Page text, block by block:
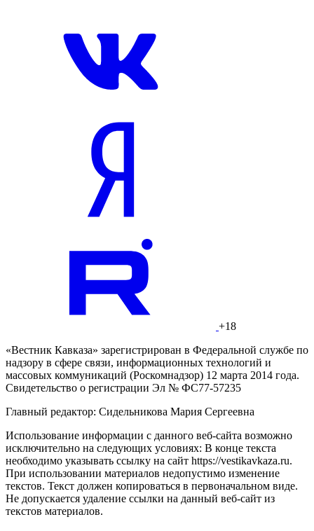
+18
«Вестник Кавказа» зарегистрирован в Федеральной службе по
надзору в сфере связи, информационных технологий и
массовых коммуникаций (Роскомнадзор) 12 марта 2014 года.
Свидетельство о регистрации Эл № ФС77-57235
Главный редактор: Сидельникова Мария Сергеевна
Использование информации с данного веб-сайта возможно
исключительно на следующих условиях: В конце текста
необходимо указывать ссылку на сайт https://vestikavkaza.ru.
При использовании материалов недопустимо изменение
текстов. Текст должен копироваться в первоначальном виде.
Не допускается удаление ссылки на данный веб-сайт из
текстов материалов.